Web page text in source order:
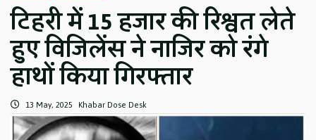
टिहरी में 15 हजार की रिश्वत लेते
हुए विजिलेंस ने नाजिर को रंगे
हाथों किया गिरफ्तार
13 May, 2025 Khabar Dose Desk